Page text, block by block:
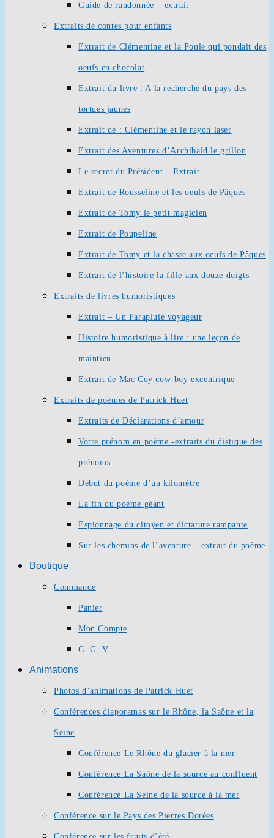
Guide de randonnée – extrait
Extraits de contes pour enfants
Extrait de Clémentine et la Poule qui pondait des
oeufs en chocolat
Extrait du livre : A la recherche du pays des
tortues jaunes
Extrait de : Clémentine et le rayon laser
Extrait des Aventures d’Archibald le grillon
Le secret du Président – Extrait
Extrait de Rousseline et les oeufs de Pâques
Extrait de Tomy le petit magicien
Extrait de Poupeline
Extrait de Tomy et la chasse aux oeufs de Pâques
Extrait de l’histoire la fille aux douze doigts
Extraits de livres humoristiques
Extrait – Un Parapluie voyageur
Histoire humoristique à lire : une leçon de
maintien
Extrait de Mac Coy cow-boy excentrique
Extraits de poèmes de Patrick Huet
Extraits de Déclarations d’amour
Votre prénom en poème -extraits du distique des
prénoms
Début du poème d’un kilomètre
La fin du poème géant
Espionnage du citoyen et dictature rampante
Sur les chemins de l’aventure – extrait du poème
Boutique
Commande
Panier
Mon Compte
C. G. V.
Animations
Photos d’animations de Patrick Huet
Conférences diaporamas sur le Rhône, la Saône et la
Seine
Conférence Le Rhône du glacier à la mer
Conférence La Saône de la source au confluent
Conférence La Seine de la source à la mer
Conférence sur le Pays des Pierres Dorées